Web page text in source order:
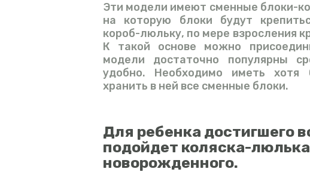
Эти модели имеют сменные блоки-
на которую блоки будут
короб-люльку, по мере взросления
К такой основе можно
модели достаточно популярны
удобно. Необходимо иметь
хранить в ней все сменные блоки.
Для ребенка достигшего
подойдет коляска-
новорожденного.